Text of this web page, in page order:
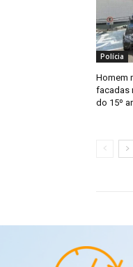
Polícia
Homem
facadas
do 15º